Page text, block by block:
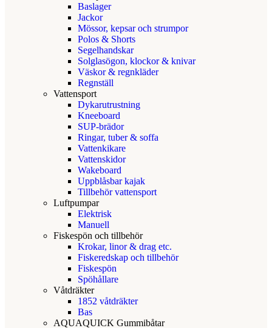
Baslager
Jackor
Mössor, kepsar och strumpor
Polos & Shorts
Segelhandskar
Solglasögon, klockor & knivar
Väskor & regnkläder
Regnställ
Vattensport
Dykarutrustning
Kneeboard
SUP-brädor
Ringar, tuber & soffa
Vattenkikare
Vattenskidor
Wakeboard
Uppblåsbar kajak
Tillbehör vattensport
Luftpumpar
Elektrisk
Manuell
Fiskespön och tillbehör
Krokar, linor & drag etc.
Fiskeredskap och tillbehör
Fiskespön
Spöhållare
Våtdräkter
1852 våtdräkter
Bas
AQUAQUICK Gummibåtar